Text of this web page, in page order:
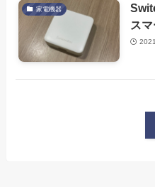
家電機器
ス